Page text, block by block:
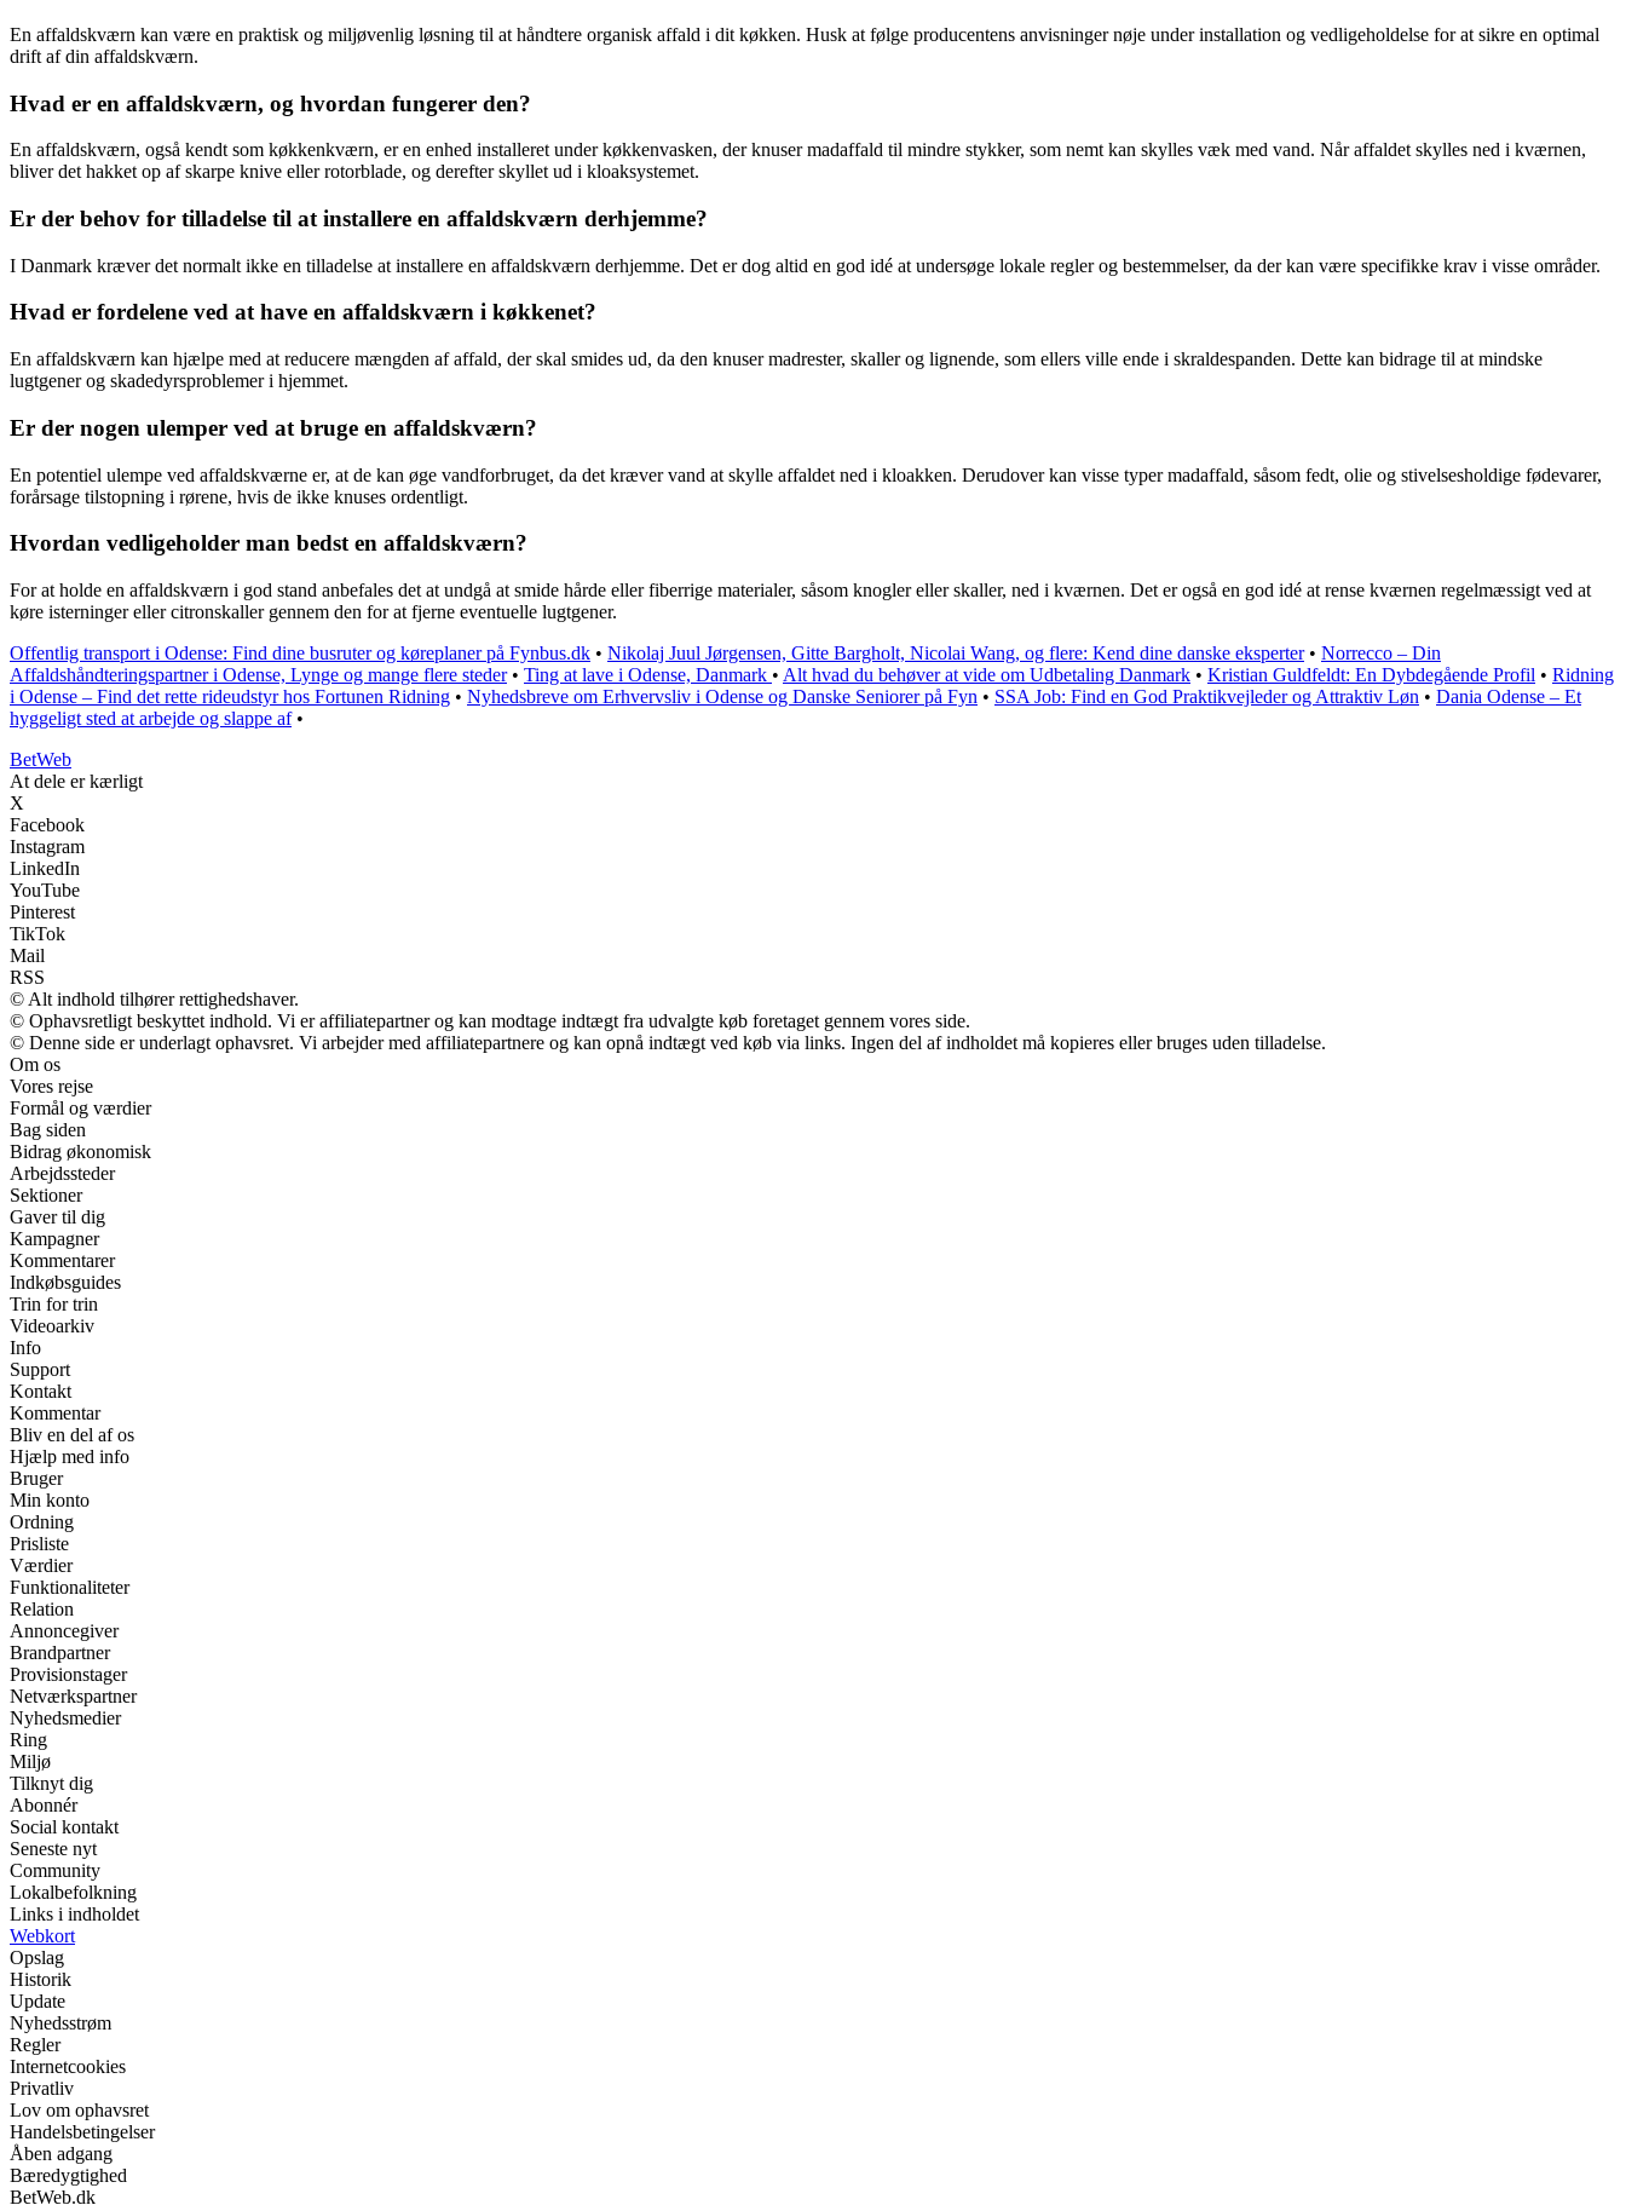
En affaldskværn kan være en praktisk og miljøvenlig løsning til at håndtere organisk affald i dit køkken. Husk at følge producentens anvisninger nøje under installation og vedligeholdelse for at sikre en optimal
drift af din affaldskværn.
Hvad er en affaldskværn, og hvordan fungerer den?
En affaldskværn, også kendt som køkkenkværn, er en enhed installeret under køkkenvasken, der knuser madaffald til mindre stykker, som nemt kan skylles væk med vand. Når affaldet skylles ned i kværnen,
bliver det hakket op af skarpe knive eller rotorblade, og derefter skyllet ud i kloaksystemet.
Er der behov for tilladelse til at installere en affaldskværn derhjemme?
I Danmark kræver det normalt ikke en tilladelse at installere en affaldskværn derhjemme. Det er dog altid en god idé at undersøge lokale regler og bestemmelser, da der kan være specifikke krav i visse områder.
Hvad er fordelene ved at have en affaldskværn i køkkenet?
En affaldskværn kan hjælpe med at reducere mængden af affald, der skal smides ud, da den knuser madrester, skaller og lignende, som ellers ville ende i skraldespanden. Dette kan bidrage til at mindske
lugtgener og skadedyrsproblemer i hjemmet.
Er der nogen ulemper ved at bruge en affaldskværn?
En potentiel ulempe ved affaldskværne er, at de kan øge vandforbruget, da det kræver vand at skylle affaldet ned i kloakken. Derudover kan visse typer madaffald, såsom fedt, olie og stivelsesholdige fødevarer,
forårsage tilstopning i rørene, hvis de ikke knuses ordentligt.
Hvordan vedligeholder man bedst en affaldskværn?
For at holde en affaldskværn i god stand anbefales det at undgå at smide hårde eller fiberrige materialer, såsom knogler eller skaller, ned i kværnen. Det er også en god idé at rense kværnen regelmæssigt ved at
køre isterninger eller citronskaller gennem den for at fjerne eventuelle lugtgener.
Offentlig transport i Odense: Find dine busruter og køreplaner på Fynbus.dk • Nikolaj Juul Jørgensen, Gitte Bargholt, Nicolai Wang, og flere: Kend dine danske eksperter• Norrecco – Din
Affaldshåndteringspartner i Odense, Lynge og mange flere steder• Ting at lave i Odense, Danmark • Alt hvad du behøver at vide om Udbetaling Danmark • Kristian Guldfeldt: En Dybdegående Profil • Ridning
i Odense – Find det rette rideudstyr hos Fortunen Ridning • Nyhedsbreve om Erhvervsliv i Odense og Danske Seniorer på Fyn • SSA Job: Find en God Praktikvejleder og Attraktiv Løn • Dania Odense – Et
hyggeligt sted at arbejde og slappe af•
BetWeb
At dele er kærligt
X
Facebook
Instagram
LinkedIn
YouTube
Pinterest
TikTok
Mail
RSS
© Alt indhold tilhører rettighedshaver.
© Ophavsretligt beskyttet indhold. Vi er affiliatepartner og kan modtage indtægt fra udvalgte køb foretaget gennem vores side.
© Denne side er underlagt ophavsret. Vi arbejder med affiliatepartnere og kan opnå indtægt ved køb via links. Ingen del af indholdet må kopieres eller bruges uden tilladelse.
Om os
Vores rejse
Formål og værdier
Bag siden
Bidrag økonomisk
Arbejdssteder
Sektioner
Gaver til dig
Kampagner
Kommentarer
Indkøbsguides
Trin for trin
Videoarkiv
Info
Support
Kontakt
Kommentar
Bliv en del af os
Hjælp med info
Bruger
Min konto
Ordning
Prisliste
Værdier
Funktionaliteter
Relation
Annoncegiver
Brandpartner
Provisionstager
Netværkspartner
Nyhedsmedier
Ring
Miljø
Tilknyt dig
Abonnér
Social kontakt
Seneste nyt
Community
Lokalbefolkning
Links i indholdet
Webkort
Opslag
Historik
Update
Nyhedsstrøm
Regler
Internetcookies
Privatliv
Lov om ophavsret
Handelsbetingelser
Åben adgang
Bæredygtighed
BetWeb.dk